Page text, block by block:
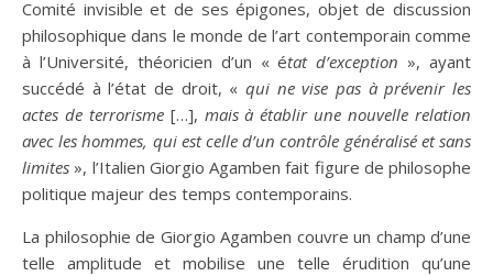
Comité invisible et de ses épigones, objet de discussion
philosophique dans le monde de l’art contemporain comme
à l’Université, théoricien d’un « état d’exception », ayant
succédé à l’état de droit, « qui ne vise pas à prévenir les
actes de terrorisme[…], mais à établir une nouvelle relation
avec les hommes, qui est celle d’un contrôle généralisé et sans
limites », l’Italien Giorgio Agamben fait figure de philosophe
politique majeur des temps contemporains.
La philosophie de Giorgio Agamben couvre un champ d’une
telle amplitude et mobilise une telle érudition qu’une